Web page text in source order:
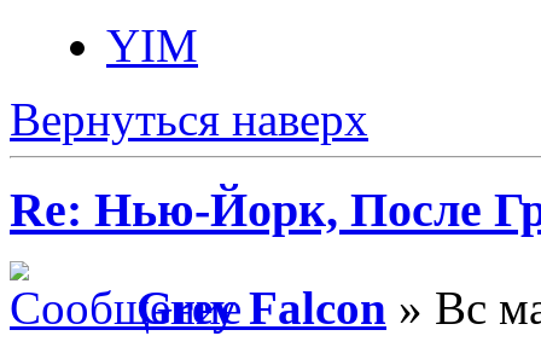
YIM
Вернуться наверх
Re: Нью-Йорк, После
Grey Falcon » Вс